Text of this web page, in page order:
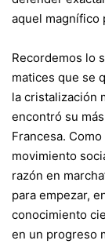
aquel magnífico
Recordemos lo
matices que se
la cristalización
encontró su
Francesa.
movimiento
razón en
para empezar,
conocimiento
en un progreso